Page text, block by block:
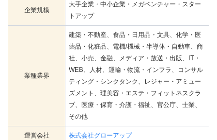
企業規模
大手企業・中小企業・メガベンチャー・スター
トアップ
業種業界
建築・不動産、食品・日用品・文具、化学・医
薬品・化粧品、電機/機械・半導体・自動車、商
社、小売、金融、メディア・放送・出版、IT・
WEB、人材、運輸・物流・インフラ、コンサル
ティング・シンクタンク、レジャー・アミュー
ズメント、理美容・エステ・フィットネスクラ
ブ、医療・保育・介護・福祉、官公庁、士業、
その他
運営会社 株式会社グローアップ